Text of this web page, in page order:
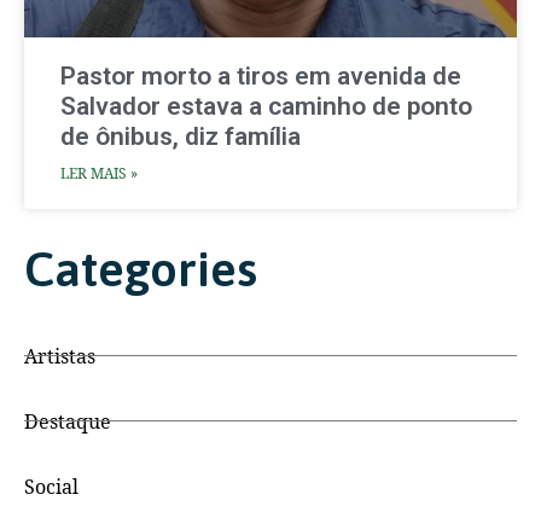
Pastor morto a tiros em avenida de
Salvador estava a caminho de ponto
de ônibus, diz família
LER MAIS »
Categories
Artistas
Destaque
Social